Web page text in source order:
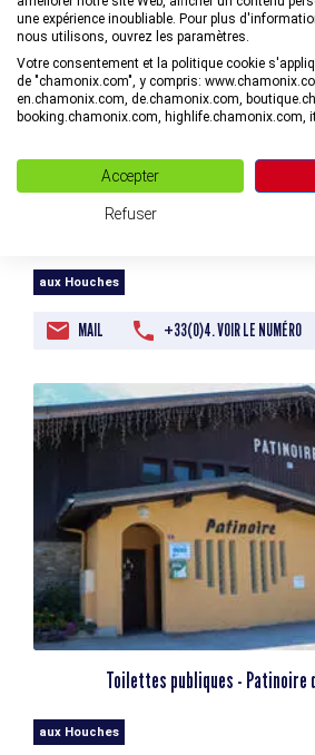
aux Houches
MAIL +33(0)4. VOIR LE NUMÉRO
Toilettes publiques - Patinoire
aux Houches
une expérience inoubliable. Pour plus
nous utilisons, ouvrez les paramètres.
Votre consentement et la politique cookie
de "chamonix.com", y compris:
en.chamonix.com, de.chamonix.com,
booking.chamonix.com, highlife.chamonix.com,
Accepter
Refuser